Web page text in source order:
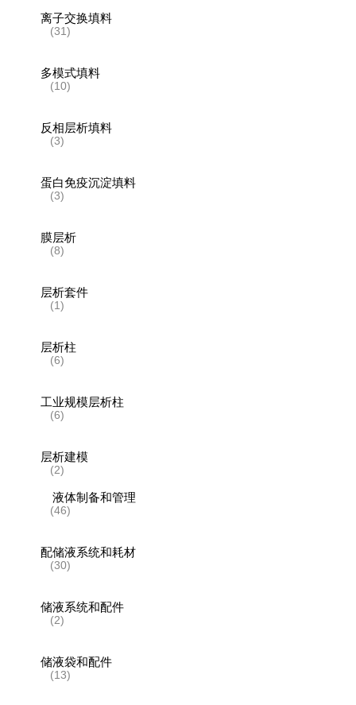
离子交换填料
(31)
多模式填料
(10)
反相层析填料
(3)
蛋白免疫沉淀填料
(3)
膜层析
(8)
层析套件
(1)
层析柱
(6)
工业规模层析柱
(6)
层析建模
(2)
液体制备和管理
(46)
配储液系统和耗材
(30)
储液系统和配件
(2)
储液袋和配件
(13)